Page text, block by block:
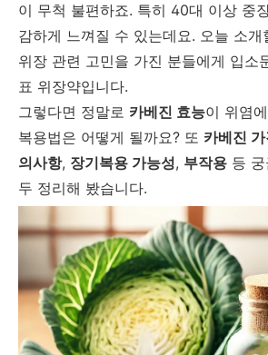
이 무척 불편하죠. 특히 40대 이상 중
감하게 느껴질 수 있는데요. 오늘 소개
위장 관련 고민을 가진 분들에게 입소
표 위장약입니다.
그렇다면 정말로 카베진 효능이 위염
복용법은 어떻게 될까요? 또 카베진 가
의사항, 장기복용 가능성, 부작용 등
두 정리해 봤습니다.